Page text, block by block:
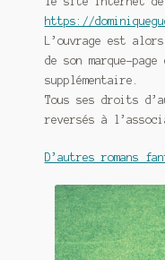
https://
L’ouvrage est
de son marque-
supplémentaire.
Tous ses droits
reversés à
D’autres romans